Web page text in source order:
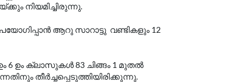
നിയമിച്ചിരുന്നു.
ആറു സാറാട്ടു വണ്ടികളും 12
6 ഉം ക്ലാസുകൾ 83 ചിങ്ങം 1 മുതൽ
തീർച്ചപ്പെടുത്തിയിരിക്കുന്നു.